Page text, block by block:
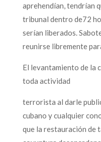
aprehendían, tendrían
tribunal dentro de72
serían liberados.
reunirse libremente
El levantamiento de la
toda actividad
terrorista al darle
cubano y cualquier
que la restauración de